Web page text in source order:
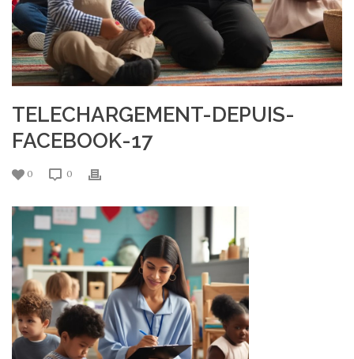
TELECHARGEMENT-DEPUIS-
FACEBOOK-17
0 0